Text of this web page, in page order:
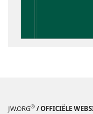
JW.ORG® / OFFICIËLE